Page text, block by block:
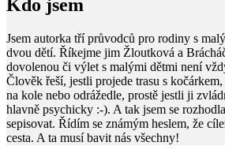
Kdo jsem
Jsem autorka tří průvodců pro rodiny s
dvou dětí. Říkejme jim Žloutková a
dovolenou či výlet s malými dětmi není
Člověk řeší, jestli projede trasu s
na kole nebo odrážedle, prostě jestli ji
hlavně psychicky :-). A tak jsem se
sepisovat. Řídím se známým heslem, že
cesta. A ta musí bavit nás všechny!